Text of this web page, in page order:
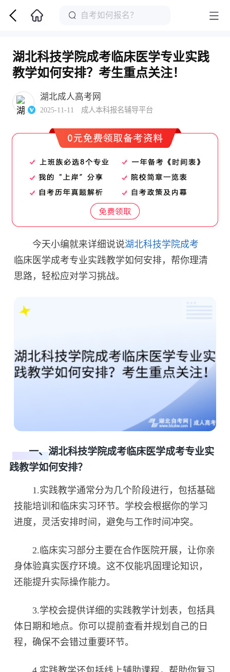
湖北科技学院成考临床医学专业实践
教学如何安排？考生重点关注！
湖北成人高考网
2025-11-11 成人本科报名辅导平台
今天小编就来详细说说湖北科技学院成考
临床医学成考专业实践教学如何安排，帮你理清
思路，轻松应对学习挑战。
一、湖北科技学院成考临床医学成考专业实
践教学如何安排？
1.实践教学通常分为几个阶段进行，包括基础
技能培训和临床实习环节。学校会根据你的学习
进度，灵活安排时间，避免与工作时间冲突。
2.临床实习部分主要在合作医院开展，让你亲
身体验真实医疗环境。这不仅能巩固理论知识，
还能提升实际操作能力。
3.学校会提供详细的实践教学计划表，包括具
体日期和地点。你可以提前查看并规划自己的日
程，确保不会错过重要环节。